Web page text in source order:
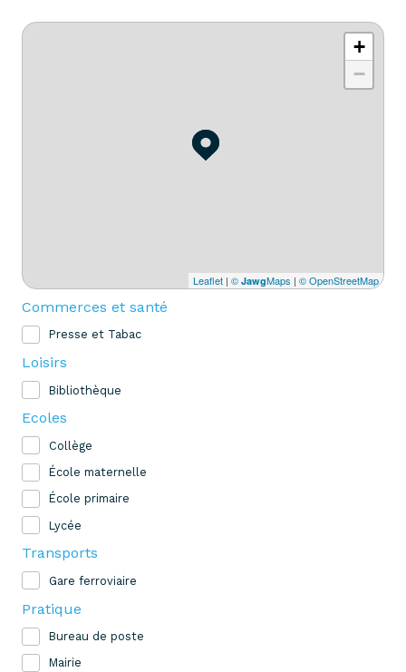
+
−
Leaflet | © JawgMaps | © OpenStreetMap
Commerces et santé
Presse et Tabac
Loisirs
Bibliothèque
Ecoles
Collège
École maternelle
École primaire
Lycée
Transports
Gare ferroviaire
Pratique
Bureau de poste
Mairie